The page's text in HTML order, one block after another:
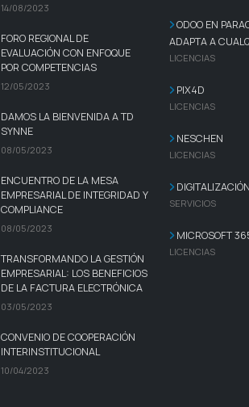
14/08/2023
FORO REGIONAL DE
EVALUACIÓN CON ENFOQUE
POR COMPETENCIAS
12/05/2023
DAMOS LA BIENVENIDA A TD
SYNNE
08/05/2023
ENCUENTRO DE LA MESA
EMPRESARIAL DE INTEGRIDAD Y
COMPLIANCE
08/05/2023
TRANSFORMANDO LA GESTIÓN
EMPRESARIAL: LOS BENEFICIOS
DE LA FACTURA ELECTRÓNICA
03/05/2023
CONVENIO DE COOPERACIÓN
INTERINSTITUCIONAL
10/04/2023
ODOO EN
ADAPTA A
LICENCIAS
PIX4D
LICENCIAS
NESCHEN
LICENCIAS
SERVICIOS
MICROSOFT
LICENCIAS